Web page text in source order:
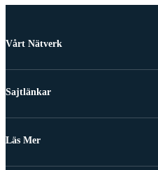
Vårt Nätverk
Sajtlänkar
Läs Mer